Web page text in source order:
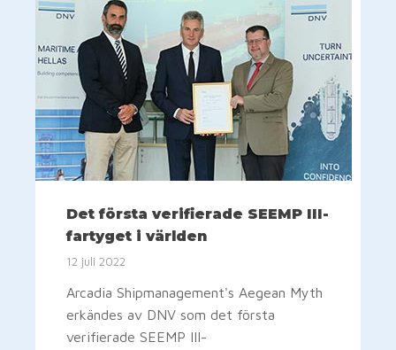
Det första verifierade SEEMP III-
fartyget i världen
12 juli 2022
Arcadia Shipmanagement's Aegean Myth
erkändes av DNV som det första
verifierade SEEMP III-